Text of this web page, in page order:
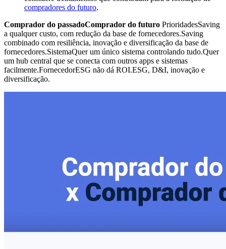
compradores do futuro.
Comprador do passadoComprador do futuro PrioridadesSaving
a qualquer custo, com redução da base de fornecedores.Saving
combinado com resiliência, inovação e diversificação da base de
fornecedores.SistemaQuer um único sistema controlando tudo.Quer
um hub central que se conecta com outros apps e sistemas
facilmente.FornecedorESG não dá ROI.ESG, D&I, inovação e
diversificação.